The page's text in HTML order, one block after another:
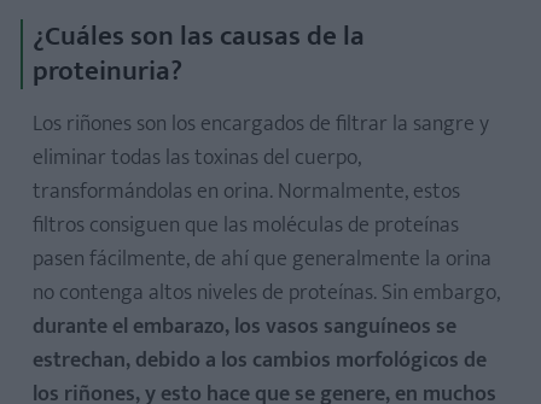
¿Cuáles son las causas de la
proteinuria?
Los riñones son los encargados de filtrar la sangre y
eliminar todas las toxinas del cuerpo,
transformándolas en orina. Normalmente, estos
filtros consiguen que las moléculas de proteínas
pasen fácilmente, de ahí que generalmente la orina
no contenga altos niveles de proteínas. Sin embargo,
durante el embarazo, los vasos sanguíneos se
estrechan, debido a los cambios morfológicos de
los riñones, y esto hace que se genere, en muchos